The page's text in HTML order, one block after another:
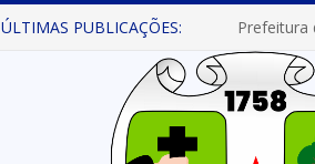
ÚLTIMAS PUBLICAÇÕES: